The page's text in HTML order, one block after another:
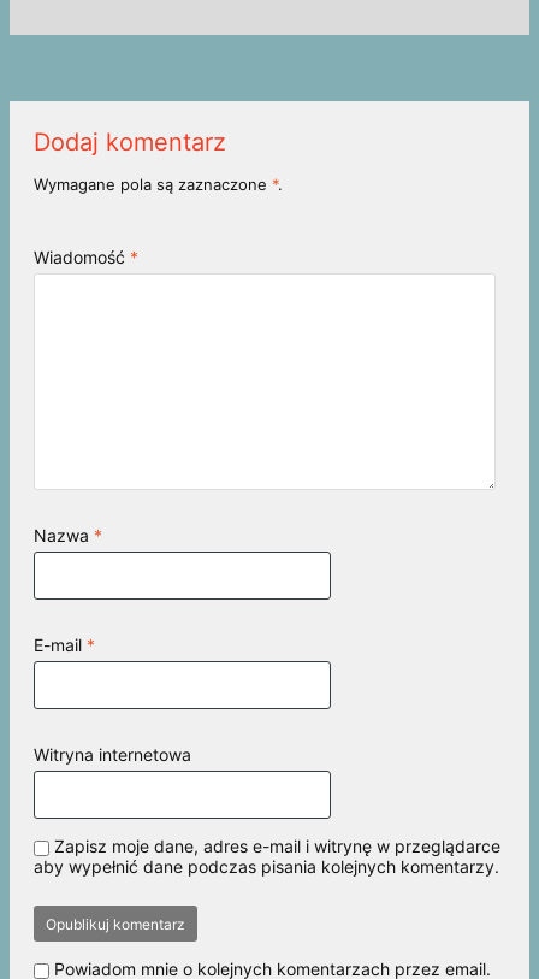
Dodaj komentarz
Wymagane pola są zaznaczone *.
Wiadomość *
Nazwa *
E-mail *
Witryna internetowa
Zapisz moje dane, adres e-mail i witrynę w przeglądarce
aby wypełnić dane podczas pisania kolejnych komentarzy.
Powiadom mnie o kolejnych komentarzach przez email.